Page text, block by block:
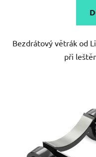
Bezdrátový větrák od
při